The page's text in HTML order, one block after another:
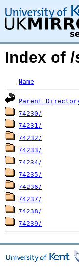
Index of
Name
Parent
74230/
74231/
74232/
74233/
74234/
74235/
74236/
74237/
74238/
74239/